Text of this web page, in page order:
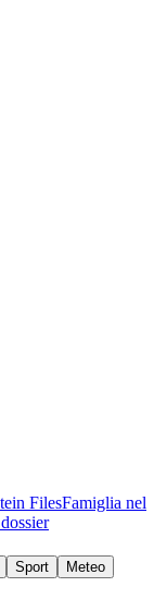
FilesFamiglia nel
Sport
Meteo